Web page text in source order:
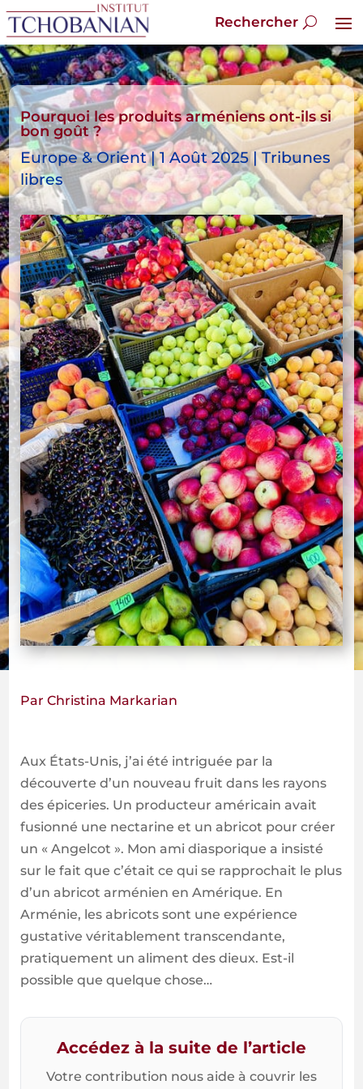
Pourquoi les produits arméniens ont-ils si
bon goût ?
Europe & Orient | 1 Août 2025 | Tribunes
libres
Par Christina Markarian
Aux États-Unis, j’ai été intriguée par la
découverte d’un nouveau fruit dans les rayons
des épiceries. Un producteur américain avait
fusionné une nectarine et un abricot pour créer
un « Angelcot ». Mon ami diasporique a insisté
sur le fait que c’était ce qui se rapprochait le plus
d’un abricot arménien en Amérique. En
Arménie, les abricots sont une expérience
gustative véritablement transcendante,
pratiquement un aliment des dieux. Est-il
possible que quelque chose…
Accédez à la suite de l’article
Votre contribution nous aide à couvrir les